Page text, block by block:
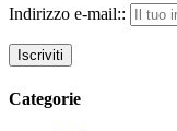
Indirizzo e-mail::
Categorie